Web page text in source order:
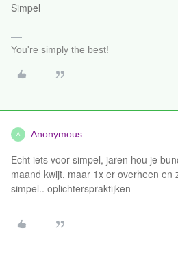
Simpel
You're simply the best!
A Anonymous
Echt iets voor simpel, jaren hou je
maand kwijt, maar 1x er overheen en
simpel.. oplichterspraktijken